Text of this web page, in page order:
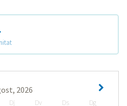
2026
Dj Dv Ds
Dg